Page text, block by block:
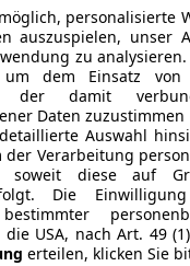
personalisierte
auszuspielen, unser
zu
dem Einsatz von
der damit
Daten
Auswahl
Verarbeitung
soweit diese auf
Die
USA, nach Art. 49
erteilen, klicken Sie